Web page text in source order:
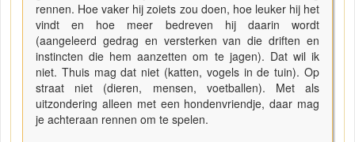
rennen. Hoe vaker hij zoiets zou doen, hoe leuker hij het
vindt en hoe meer bedreven hij daarin wordt
(aangeleerd gedrag en versterken van die driften en
instincten die hem aanzetten om te jagen). Dat wil ik
niet. Thuis mag dat niet (katten, vogels in de tuin). Op
straat niet (dieren, mensen, voetballen). Met als
uitzondering alleen met een hondenvriendje, daar mag
je achteraan rennen om te spelen.